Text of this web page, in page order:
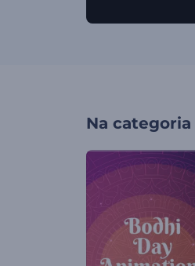
Na categoria